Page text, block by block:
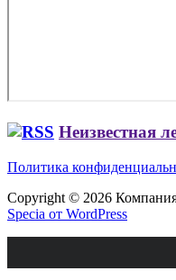
Неизвестная
Политика
Copyright © 2026
Specia от WordPress